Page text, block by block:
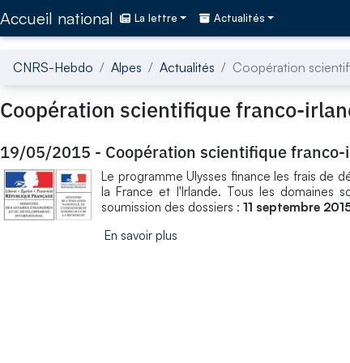
Accueil national La lettre Actualités
CNRS-Hebdo Alpes Actualités Coopération
Coopération scientifique franco-
19/05/2015 - Coopération scientifique
Le programme Ulysses finance les frais de
la France et l'Irlande. Tous les domaines
soumission des dossiers : 11 septembre
En savoir plus